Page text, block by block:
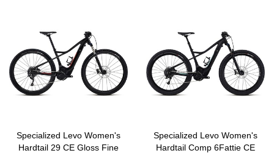
Specialized Levo Women's
Hardtail 29 CE Gloss Fine
Specialized Levo Women's
Hardtail Comp 6Fattie CE